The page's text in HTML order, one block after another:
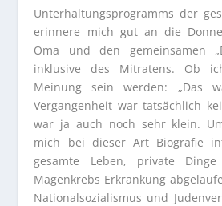
Unterhaltungsprogramms der
erinnere mich gut an die
Oma und den gemeinsamen
inklusive des Mitratens. Ob
Meinung sein werden: „Das
Vergangenheit war tatsächlich
war ja auch noch sehr klein.
mich bei dieser Art Biografie
gesamte Leben, private
Magenkrebs Erkrankung
Nationalsozialismus und